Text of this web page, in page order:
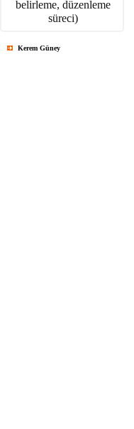
belirleme, düzenleme
süreci)
Kerem Güney